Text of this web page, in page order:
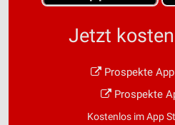
Jetzt
Prospekte
Prospekte
Kostenlos im App